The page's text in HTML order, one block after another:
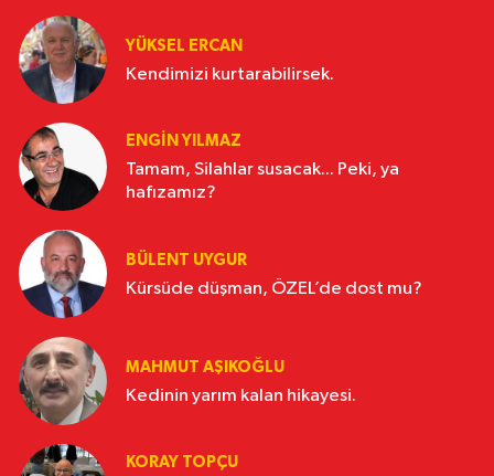
YÜKSEL ERCAN
Kendimizi kurtarabilirsek.
ENGİN YILMAZ
Tamam, Silahlar susacak... Peki, ya
hafızamız?
BÜLENT UYGUR
Kürsüde düşman, ÖZEL’de dost mu?
MAHMUT AŞIKOĞLU
Kedinin yarım kalan hikayesi.
KORAY TOPÇU